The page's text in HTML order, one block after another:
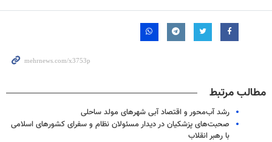
مطالب مرتبط
رشد آب‌محور و اقتصاد آبی شهرهای مولد ساحلی
صحبت‌های پزشکیان در دیدار مسئولان نظام و سفرای کشورهای اسلامی
با رهبر انقلاب